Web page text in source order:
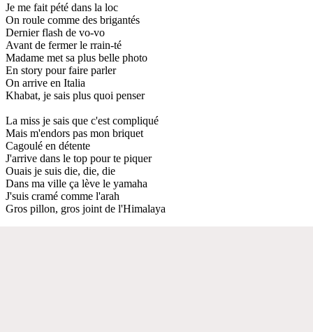
Je me fait pété dans la loc
On roule comme des brigantés
Dernier flash de vo-vo
Avant de fermer le rrain-té
Madame met sa plus belle photo
En story pour faire parler
On arrive en Italia
Khabat, je sais plus quoi penser
La miss je sais que c'est compliqué
Mais m'endors pas mon briquet
Cagoulé en détente
J'arrive dans le top pour te piquer
Ouais je suis die, die, die
Dans ma ville ça lève le yamaha
J'suis cramé comme l'arah
Gros pillon, gros joint de l'Himalaya